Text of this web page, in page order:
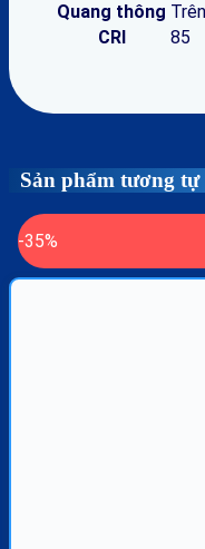
Quang thông
CRI
85
Sản phẩm tương tự
-35%